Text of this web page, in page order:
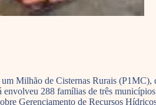
um Milhão de Cisternas Rurais
envolveu 288 famílias de três
Gerenciamento de Recursos